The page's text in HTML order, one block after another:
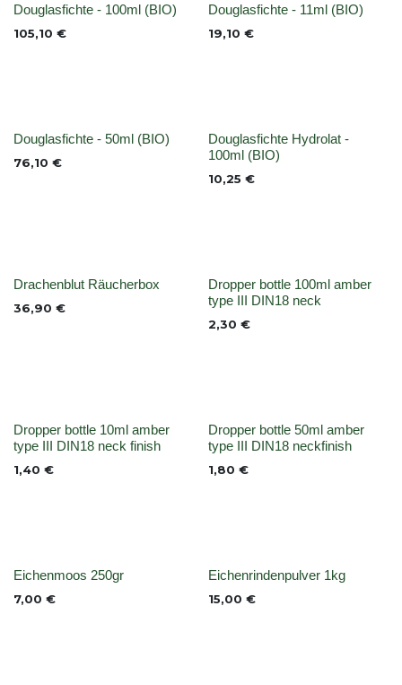
None
Douglasfichte - 100ml (BIO)
105,10 € None
Douglasfichte - 11ml (BIO)
19,10 €
None
Douglasfichte - 50ml (BIO)
76,10 € None
Douglasfichte Hydrolat -
100ml (BIO)
10,25 €
None
Drachenblut Räucherbox
36,90 € None
Dropper bottle 100ml amber
type III DIN18 neck
2,30 €
None
Dropper bottle 10ml amber
type III DIN18 neck finish
1,40 €
None
Dropper bottle 50ml amber
type III DIN18 neckfinish
1,80 €
None
Eichenmoos 250gr
7,00 € None
Eichenrindenpulver 1kg
15,00 €